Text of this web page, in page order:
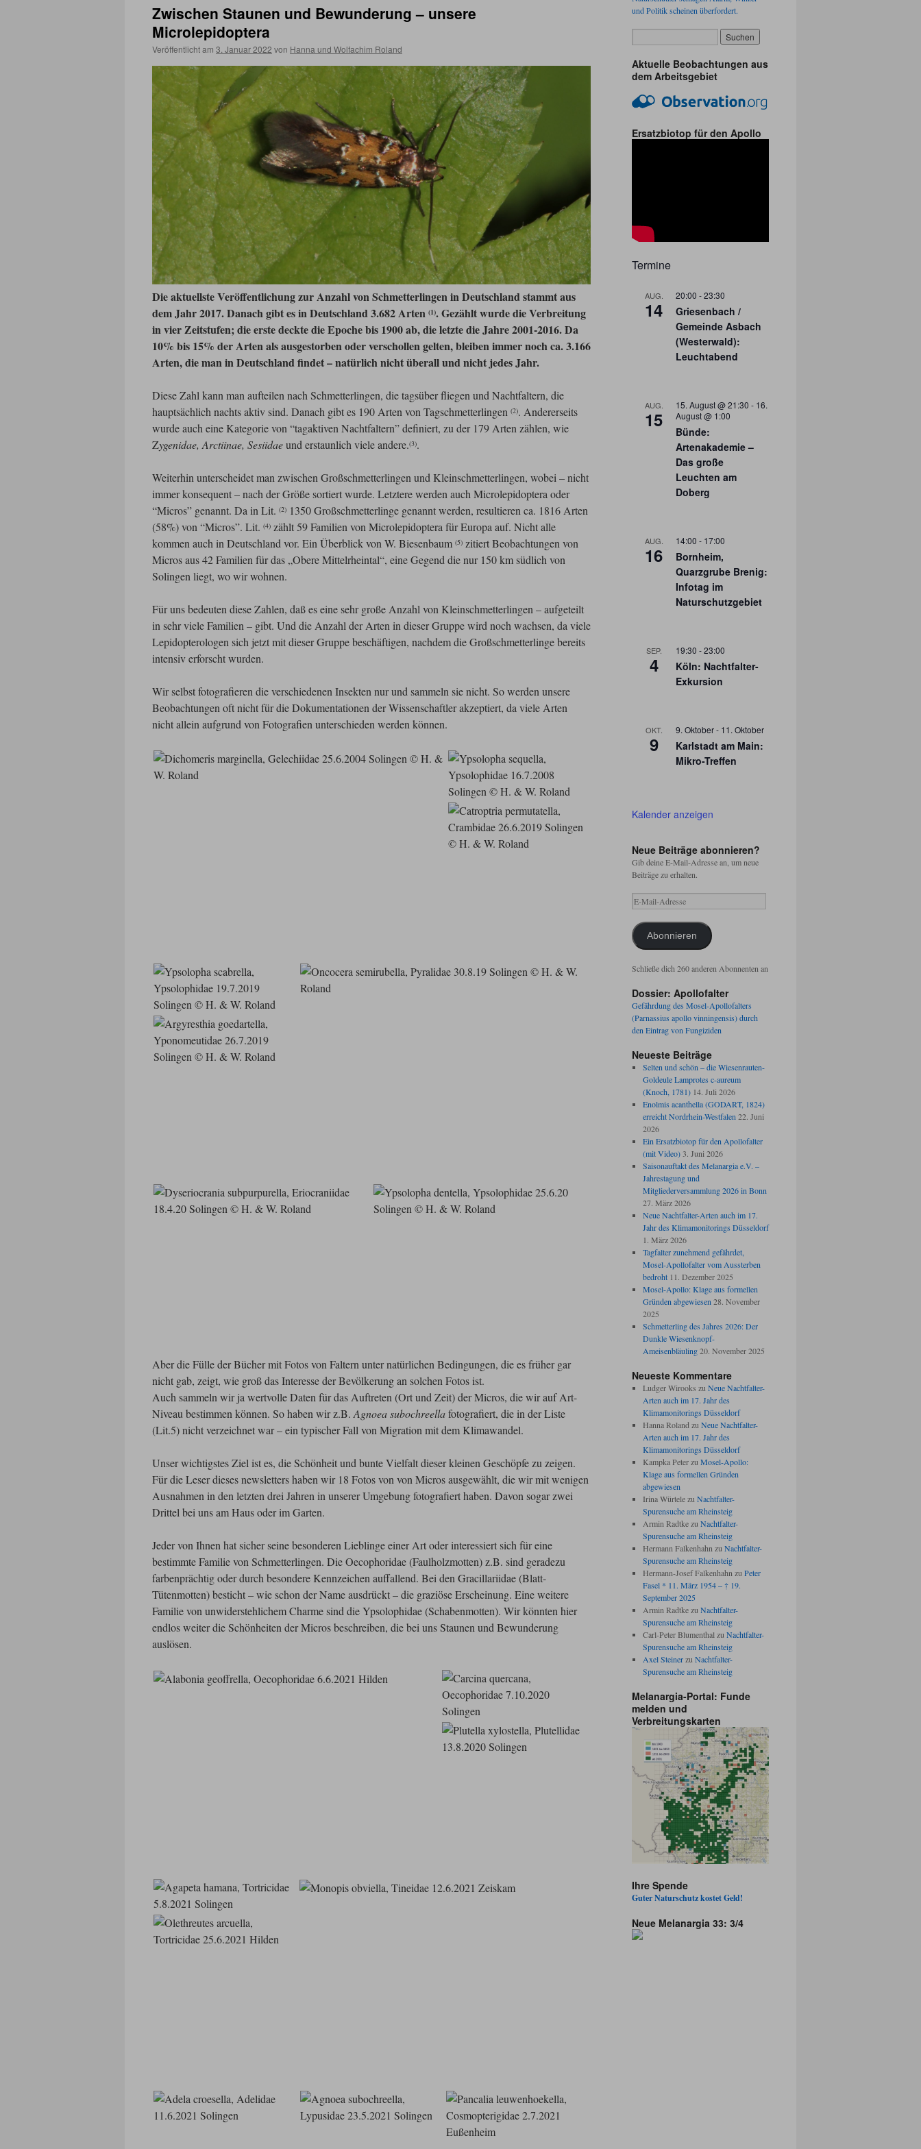
Zwischen Staunen und Bewunderung – unsere
Microlepidoptera
Veröffentlicht am 3. Januar 2022 von Hanna und Wolfachim Roland
Die aktuellste Veröffentlichung zur Anzahl von Schmetterlingen in Deutschland stammt aus
dem Jahr 2017. Danach gibt es in Deutschland 3.682 Arten (1). Gezählt wurde die Verbreitung
in vier Zeitstufen; die erste deckte die Epoche bis 1900 ab, die letzte die Jahre 2001-2016. Da
10% bis 15% der Arten als ausgestorben oder verschollen gelten, bleiben immer noch ca. 3.166
Arten, die man in Deutschland findet – natürlich nicht überall und nicht jedes Jahr.
Diese Zahl kann man aufteilen nach Schmetterlingen, die tagsüber fliegen und Nachtfaltern, die
hauptsächlich nachts aktiv sind. Danach gibt es 190 Arten von Tagschmetterlingen (2). Andererseits
wurde auch eine Kategorie von “tagaktiven Nachtfaltern” definiert, zu der 179 Arten zählen, wie
Zygenidae, Arctiinae, Sesiidaeund erstaunlich viele andere.(3).
Weiterhin unterscheidet man zwischen Großschmetterlingen und Kleinschmetterlingen, wobei – nicht
immer konsequent – nach der Größe sortiert wurde. Letztere werden auch Microlepidoptera oder
“Micros” genannt. Da in Lit. (2) 1350 Großschmetterlinge genannt werden, resultieren ca. 1816 Arten
(58%) von “Micros”. Lit. (4) zählt 59 Familien von Microlepidoptera für Europa auf. Nicht alle
kommen auch in Deutschland vor. Ein Überblick von W. Biesenbaum (5) zitiert Beobachtungen von
Micros aus 42 Familien für das „Obere Mittelrheintal“, eine Gegend die nur 150 km südlich von
Solingen liegt, wo wir wohnen.
Für uns bedeuten diese Zahlen, daß es eine sehr große Anzahl von Kleinschmetterlingen – aufgeteilt
in sehr viele Familien – gibt. Und die Anzahl der Arten in dieser Gruppe wird noch wachsen, da viele
Lepidopterologen sich jetzt mit dieser Gruppe beschäftigen, nachdem die Großschmetterlinge bereits
intensiv erforscht wurden.
Wir selbst fotografieren die verschiedenen Insekten nur und sammeln sie nicht. So werden unsere
Beobachtungen oft nicht für die Dokumentationen der Wissenschaftler akzeptiert, da viele Arten
nicht allein aufgrund von Fotografien unterschieden werden können.
Aber die Fülle der Bücher mit Fotos von Faltern unter natürlichen Bedingungen, die es früher gar
nicht gab, zeigt, wie groß das Interesse der Bevölkerung an solchen Fotos ist.
Auch sammeln wir ja wertvolle Daten für das Auftreten (Ort und Zeit) der Micros, die wir auf Art-
Niveau bestimmen können. So haben wir z.B. Agnoea subochreellafotografiert, die in der Liste
(Lit.5) nicht verzeichnet war – ein typischer Fall von Migration mit dem Klimawandel.
Unser wichtigstes Ziel ist es, die Schönheit und bunte Vielfalt dieser kleinen Geschöpfe zu zeigen.
Für die Leser dieses newsletters haben wir 18 Fotos von von Micros ausgewählt, die wir mit wenigen
Ausnahmen in den letzten drei Jahren in unserer Umgebung fotografiert haben. Davon sogar zwei
Drittel bei uns am Haus oder im Garten.
Jeder von Ihnen hat sicher seine besonderen Lieblinge einer Art oder interessiert sich für eine
bestimmte Familie von Schmetterlingen. Die Oecophoridae (Faulholzmotten) z.B. sind geradezu
farbenprächtig oder durch besondere Kennzeichen auffallend. Bei den Gracillariidae (Blatt-
Tütenmotten) besticht – wie schon der Name ausdrückt – die graziöse Erscheinung. Eine weitere
Familie von unwiderstehlichem Charme sind die Ypsolophidae (Schabenmotten). Wir könnten hier
endlos weiter die Schönheiten der Micros beschreiben, die bei uns Staunen und Bewunderung
auslösen.
und Politik scheinen überfordert.
Aktuelle Beobachtungen aus
dem Arbeitsgebiet
Ersatzbiotop für den Apollo
Termine
AUG.
14
20:00 -23:30
Griesenbach /
Gemeinde Asbach
(Westerwald):
Leuchtabend
AUG.
15
15. August @ 21:30 - 16.
August @ 1:00
Bünde:
Artenakademie –
Das große
Leuchten am
Doberg
AUG.
16
14:00 - 17:00
Bornheim,
Quarzgrube Brenig:
Infotag im
Naturschutzgebiet
SEP.
4
19:30 -23:00
Köln: Nachtfalter-
Exkursion
OKT.
9
9. Oktober- 11. Oktober
Karlstadt am Main:
Mikro-Treffen
Kalender anzeigen
Neue Beiträge abonnieren?
Gib deine E-Mail-Adresse an, um neue
Beiträge zu erhalten.
E-
Mail-
Adresse
Abonnieren
Schließe dich 260 anderen Abonnenten an
Dossier: Apollofalter
Gefährdung des Mosel-Apollofalters
(Parnassius apollo vinningensis) durch
den Eintrag von Fungiziden
Neueste Beiträge
Selten und schön – die Wiesenrauten-
Goldeule Lamprotes c-aureum
(Knoch, 1781) 14. Juli 2026
Enolmis acanthella (GODART, 1824)
erreicht Nordrhein-Westfalen 22. Juni
2026
Ein Ersatzbiotop für den Apollofalter
(mit Video) 3. Juni 2026
Saisonauftakt des Melanargia e.V. –
Jahrestagung und
Mitgliederversammlung 2026 in Bonn
27. März 2026
Neue Nachtfalter-Arten auch im 17.
Jahr des Klimamonitorings Düsseldorf
1. März 2026
Tagfalter zunehmend gefährdet,
Mosel-Apollofalter vom Aussterben
bedroht 11. Dezember 2025
Mosel-Apollo: Klage aus formellen
Gründen abgewiesen 28. November
2025
Schmetterling des Jahres 2026: Der
Dunkle Wiesenknopf-
Ameisenbläuling 20. November 2025
Neueste Kommentare
Ludger Wirooks zu Neue Nachtfalter-
Arten auch im 17. Jahr des
Klimamonitorings Düsseldorf
Hanna Roland zu Neue Nachtfalter-
Arten auch im 17. Jahr des
Klimamonitorings Düsseldorf
Kampka Peterzu Mosel-Apollo:
Klage aus formellen Gründen
abgewiesen
Irina Würtelezu Nachtfalter-
Spurensuche am Rheinsteig
Armin Radtkezu Nachtfalter-
Spurensuche am Rheinsteig
Hermann Falkenhahn zu Nachtfalter-
Spurensuche am Rheinsteig
Hermann-Josef Falkenhahn zu Peter
Fasel * 11. März 1954 – † 19.
September 2025
Armin Radtkezu Nachtfalter-
Spurensuche am Rheinsteig
Carl-Peter Blumenthal zu Nachtfalter-
Spurensuche am Rheinsteig
Axel Steinerzu Nachtfalter-
Spurensuche am Rheinsteig
Melanargia-Portal: Funde
melden und
Verbreitungskarten
Ihre Spende
Guter Naturschutz kostet Geld!
Neue Melanargia 33: 3/4